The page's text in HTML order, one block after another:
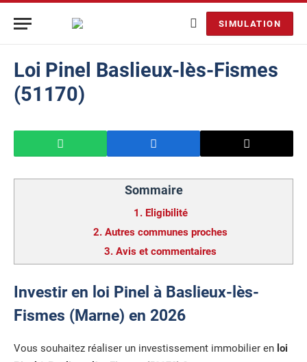
SIMULATION
Loi Pinel Baslieux-lès-Fismes
(51170)
Sommaire
1. Eligibilité
2. Autres communes proches
3. Avis et commentaires
Investir en loi Pinel à Baslieux-lès-
Fismes (Marne) en 2026
Vous souhaitez réaliser un investissement immobilier en loi